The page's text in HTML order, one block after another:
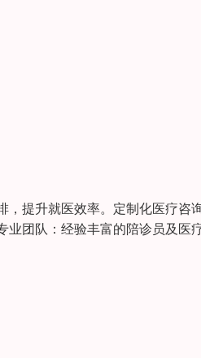
，提升就医效率。定制化医疗咨
业团队：经验丰富的陪诊员及医